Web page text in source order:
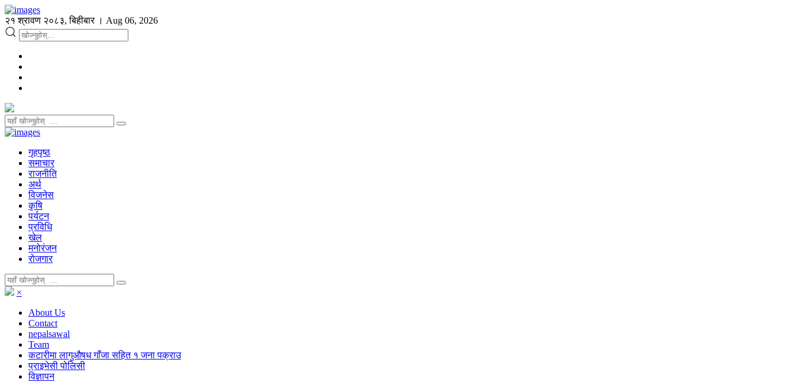
२१ श्रावण २०८३, बिहीबार । Aug 06, 2026
गृहपृष्ठ
समाचार
राजनीति
अर्थ
विजनेस
कृषि
पर्यटन
प्रविधि
खेल
मनोरंजन
रोजगार
×
About Us
Contact
nepalsawal
Team
कटारीमा लागुऔषध गाँजा सहित १ जना पक्राउ
प्राइभेसी पोलिसी
विज्ञापन